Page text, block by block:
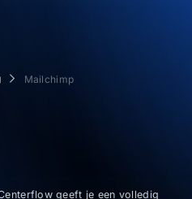
Mailchimp
geeft je een volledig